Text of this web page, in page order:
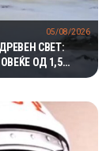
СВЕТ:
ОД 1,5
05/08/2026